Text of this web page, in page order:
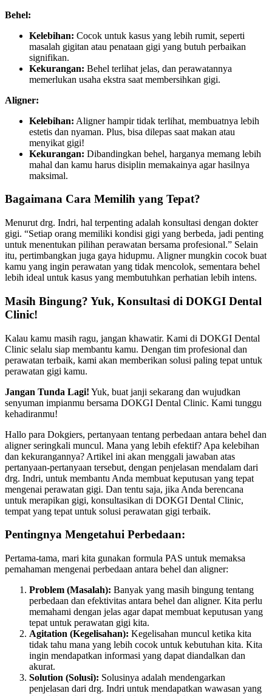
Behel:
Kelebihan: Cocok untuk kasus yang lebih rumit, seperti
masalah gigitan atau penataan gigi yang butuh perbaikan
signifikan.
Kekurangan: Behel terlihat jelas, dan perawatannya
memerlukan usaha ekstra saat membersihkan gigi.
Aligner:
Kelebihan: Aligner hampir tidak terlihat, membuatnya lebih
estetis dan nyaman. Plus, bisa dilepas saat makan atau
menyikat gigi!
Kekurangan: Dibandingkan behel, harganya memang lebih
mahal dan kamu harus disiplin memakainya agar hasilnya
maksimal.
Bagaimana Cara Memilih yang Tepat?
Menurut drg. Indri, hal terpenting adalah konsultasi dengan dokter
gigi. “Setiap orang memiliki kondisi gigi yang berbeda, jadi penting
untuk menentukan pilihan perawatan bersama profesional.” Selain
itu, pertimbangkan juga gaya hidupmu. Aligner mungkin cocok buat
kamu yang ingin perawatan yang tidak mencolok, sementara behel
lebih ideal untuk kasus yang membutuhkan perhatian lebih intens.
Masih Bingung? Yuk, Konsultasi di DOKGI Dental
Clinic!
Kalau kamu masih ragu, jangan khawatir. Kami di DOKGI Dental
Clinic selalu siap membantu kamu. Dengan tim profesional dan
perawatan terbaik, kami akan memberikan solusi paling tepat untuk
perawatan gigi kamu.
Jangan Tunda Lagi! Yuk, buat janji sekarang dan wujudkan
senyuman impianmu bersama DOKGI Dental Clinic. Kami tunggu
kehadiranmu!
Hallo para Dokgiers, pertanyaan tentang perbedaan antara behel dan
aligner seringkali muncul. Mana yang lebih efektif? Apa kelebihan
dan kekurangannya? Artikel ini akan menggali jawaban atas
pertanyaan-pertanyaan tersebut, dengan penjelasan mendalam dari
drg. Indri, untuk membantu Anda membuat keputusan yang tepat
mengenai perawatan gigi. Dan tentu saja, jika Anda berencana
untuk merapikan gigi, konsultasikan di DOKGI Dental Clinic,
tempat yang tepat untuk solusi perawatan gigi terbaik.
Pentingnya Mengetahui Perbedaan:
Pertama-tama, mari kita gunakan formula PAS untuk memaksa
pemahaman mengenai perbedaan antara behel dan aligner:
Problem (Masalah): Banyak yang masih bingung tentang
perbedaan dan efektivitas antara behel dan aligner. Kita perlu
memahami dengan jelas agar dapat membuat keputusan yang
tepat untuk perawatan gigi kita.
Agitation (Kegelisahan): Kegelisahan muncul ketika kita
tidak tahu mana yang lebih cocok untuk kebutuhan kita. Kita
ingin mendapatkan informasi yang dapat diandalkan dan
akurat.
Solution (Solusi): Solusinya adalah mendengarkan
penjelasan dari drg. Indri untuk mendapatkan wawasan yang